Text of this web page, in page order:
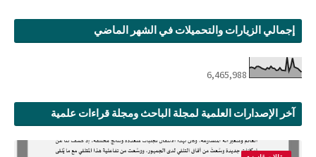
إجمالي الزيارات والتحميلات في الشهر الماضي
6,465,988
آخر الإصدارات العلمية لمجلة الباحث ومجلة قراءات علمية